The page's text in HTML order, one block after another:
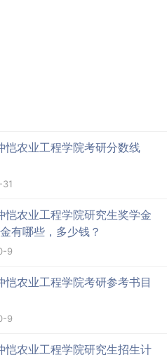
恺农业工程学院考研分数线
恺农业工程学院研究生奖学金
有哪些，多少钱？
9
恺农业工程学院考研参考书目
9
恺农业工程学院研究生招生计